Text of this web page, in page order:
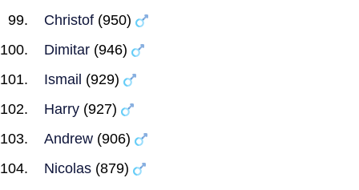
Christof (950)
Dimitar (946)
Ismail (929)
Harry (927)
Andrew (906)
Nicolas (879)